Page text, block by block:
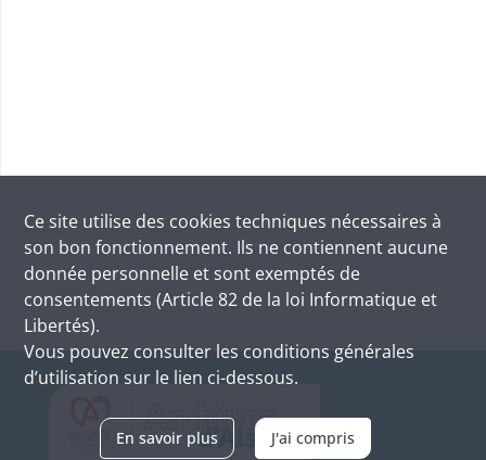
Ce site utilise des cookies techniques nécessaires à
son bon fonctionnement. Ils ne contiennent aucune
donnée personnelle et sont exemptés de
consentements (Article 82 de la loi Informatique et
Libertés).
Vous pouvez consulter les conditions générales
d’utilisation sur le lien ci-dessous.
En savoir plus J'ai compris